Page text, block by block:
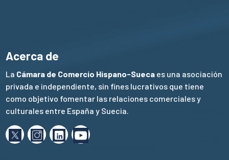
Acerca de
La Cámara de Comercio Hispano-Sueca es una asociación
privada e independiente, sin fines lucrativos que tiene
como objetivo fomentar las relaciones comerciales y
culturales entre España y Suecia.